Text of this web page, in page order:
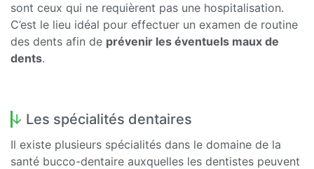
sont ceux qui ne requièrent pas une hospitalisation.
C’est le lieu idéal pour effectuer un examen de routine
des dents afin de prévenir les éventuels maux de
dents.
Les spécialités dentaires
Il existe plusieurs spécialités dans le domaine de la
santé bucco-dentaire auxquelles les dentistes peuvent